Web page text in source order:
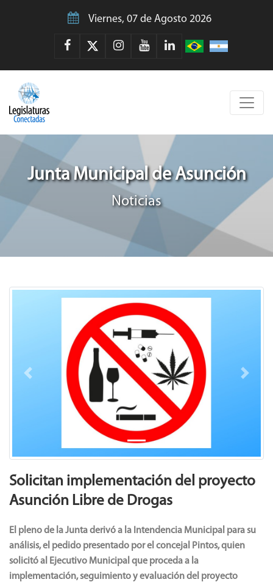
Viernes, 07 de Agosto 2026
Junta Municipal de Asunción
Noticias
Previous Next
Solicitan implementación del proyecto
Asunción Libre de Drogas
El pleno de la Junta derivó a la Intendencia Municipal para su
análisis, el pedido presentado por el concejal Pintos, quien
solicitó al Ejecutivo Municipal que proceda a la
implementación, seguimiento y evaluación del proyecto